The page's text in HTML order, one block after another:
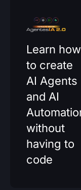
Learn how
to create
AI Agents
and AI
without
having to
code